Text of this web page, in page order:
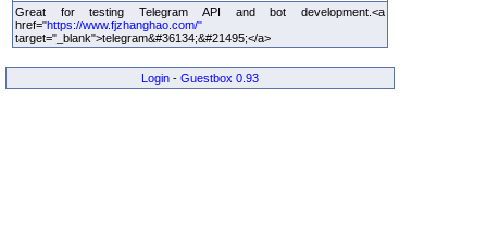
Great for testing Telegram API and bot development.<a
href="https://www.fjzhanghao.com/"
target="_blank">telegram&#36134;&#21495;</a>
Login - Guestbox 0.93